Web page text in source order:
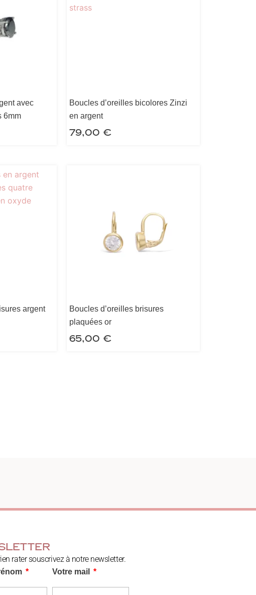
avec
6mm
Boucles d’oreilles bicolores Zinzi
en argent
79,00 €
argent
Boucles d’oreilles brisures
plaquées or
65,00 €
rater souscrivez à notre newsletter.
Votre mail